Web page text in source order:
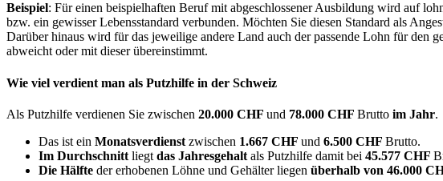
Beispiel: Für einen beispielhaften Beruf mit abgeschlossener Ausbildung wird auf
bzw. ein gewisser Lebensstandard verbunden. Möchten Sie diesen Standard als
Darüber hinaus wird für das jeweilige andere Land auch der passende Lohn für
abweicht oder mit dieser übereinstimmt.
Wie viel verdient man als Putzhilfe in der Schweiz
Als Putzhilfe verdienen Sie zwischen 20.000 CHF und 78.000 CHF Brutto im Jahr.
Das ist ein Monatsverdienst zwischen 1.667 CHF und 6.500 CHF Brutto.
Im Durchschnitt liegt das Jahresgehalt als Putzhilfe damit bei 45.577 CHF
Die Hälfte der erhobenen Löhne und Gehälter liegen überhalb von 46.000